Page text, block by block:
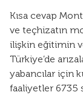
Kısa cevap
ve teçhizatın
ilişkin eğitimin
Türkiye’de
yabancılar için
faaliyetler 6735